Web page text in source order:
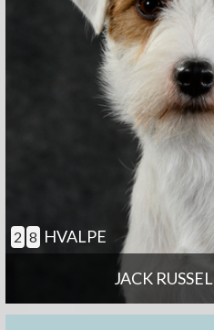
JACK
2 8 HVALPE